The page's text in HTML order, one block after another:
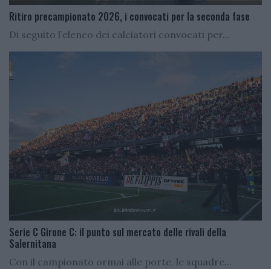
Ritiro precampionato 2026, i convocati per la seconda fase
Di seguito l’elenco dei calciatori convocati per...
Serie C Girone C: il punto sul mercato delle rivali della
Salernitana
Con il campionato ormai alle porte, le squadre...